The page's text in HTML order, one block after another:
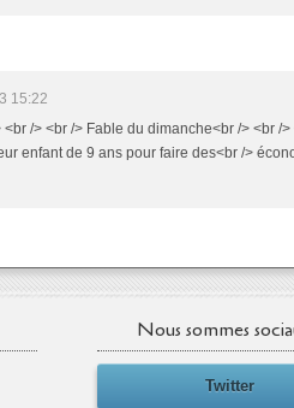
15:22
/> <br /> Fable du dimanche<br /> <br />
enfant de 9 ans pour faire des<br />
Nous sommes
Twitter